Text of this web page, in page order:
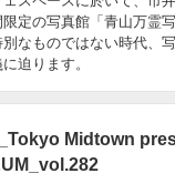
定の写真館「青山万霊
なものではない時代、
迫ります。
Midtown